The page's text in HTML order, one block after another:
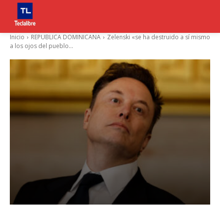
Inicio REPUBLICA DOMINICANA
Zelenski «se ha destruido a sí mismo
a los ojos del pueblo...